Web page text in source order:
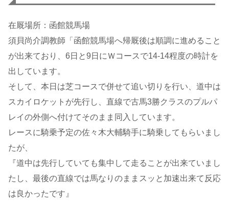
在厩場所：函館競馬場
須貝尚介調教師「函館競馬場へ帰厩後は順調に進めること
が出来ており、6日と9日にＷコースで14-14程度の時計を
出しています。
そして、本日は芝コースで併せて追い切りを行い、道中は
スカイロケットが先行し、直線で古馬3勝クラスのプルパ
レイの外側へ付けてそのまま同入しています。
レースに騎乗予定の佐々木大輔騎手に騎乗してもらいまし
たが、
『道中は先行していても集中して走ることが出来ていまし
たし、最後の直線では馬なりのままスッと加速出来て反応
は良かったです』